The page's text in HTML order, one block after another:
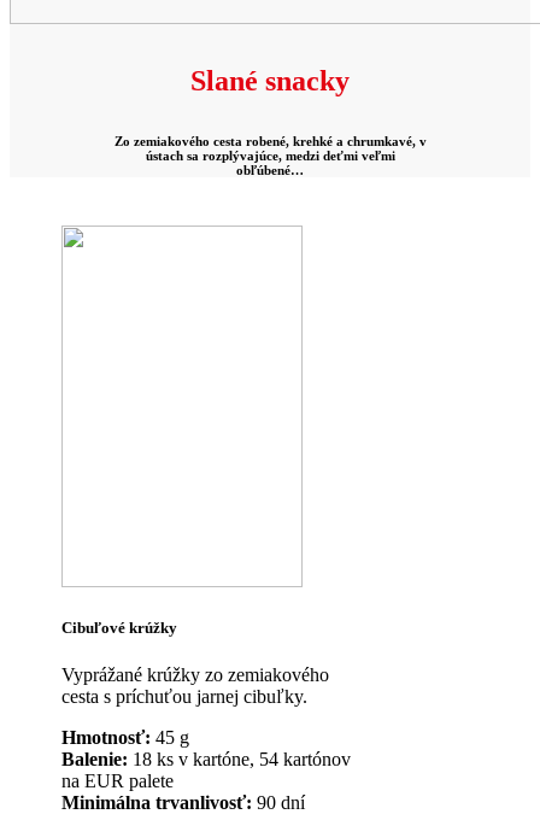
Slané snacky
Zo zemiakového cesta robené, krehké a chrumkavé, v
ústach sa rozplývajúce, medzi deťmi veľmi
obľúbené…
Cibuľové krúžky
Vyprážané krúžky zo zemiakového
cesta s príchuťou jarnej cibuľky.
Hmotnosť: 45 g
Balenie: 18 ks v kartóne, 54 kartónov
na EUR palete
Minimálna trvanlivosť: 90 dní